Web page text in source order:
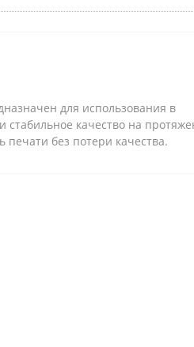
для использования в
качество на
печати без потери качества.